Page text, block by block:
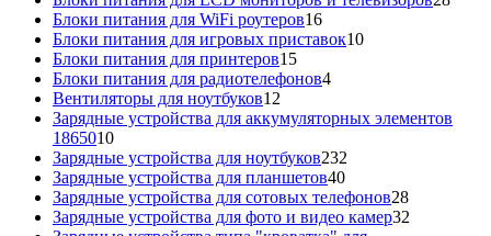
Блоки питания для WiFi роутеров1616
товаров
Блоки питания для игровых приставок1010
Блоки питания для принтеров1515
товаров
Блоки питания для радиотелефонов44
Вентиляторы для ноутбуков12
товаров
Зарядные устройства для аккумуляторных элементов
186501010
товаров
Зарядные устройства для ноутбуков232
Зарядные устройства для планшетов4040
товаров
Зарядные устройства для сотовых телефонов2828
товаров
Зарядные устройства для фото и видео камер32